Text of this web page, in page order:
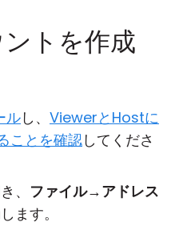
トを作成
ルし、 ViewerとHostに
ことを確認してくださ
、 ファイル→アドレス
ます。